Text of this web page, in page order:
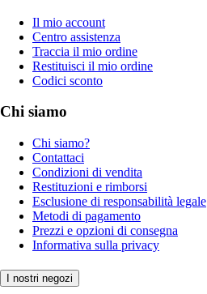
Il mio account
Centro assistenza
Traccia il mio ordine
Restituisci il mio ordine
Codici sconto
Chi siamo
Chi siamo?
Contattaci
Condizioni di vendita
Restituzioni e rimborsi
Esclusione di responsabilità legale
Metodi di pagamento
Prezzi e opzioni di consegna
Informativa sulla privacy
I nostri negozi